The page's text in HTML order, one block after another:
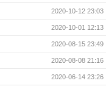
2020-10-12 23:03
2020-10-01 12:13
2020-08-15 23:49
2020-08-08 21:16
2020-06-14 23:26